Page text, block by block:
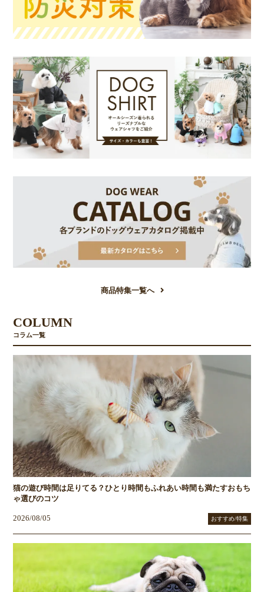
商品特集一覧へ
COLUMN
コラム一覧
猫の遊び時間は足りてる？ひとり時間もふれあい時間も満たすおもち
ゃ選びのコツ
2026/08/05 おすすめ/特集